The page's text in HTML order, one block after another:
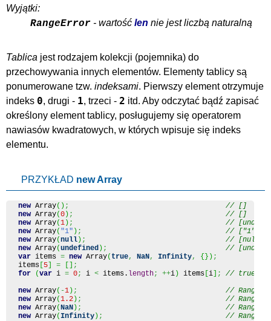
Wyjątki:
RangeError - wartość len nie jest liczbą naturalną
Tablica jest rodzajem kolekcji (pojemnika) do
przechowywania innych elementów. Elementy tablicy są
ponumerowane tzw. indeksami. Pierwszy element otrzymuje
indeks 0, drugi - 1, trzeci - 2 itd. Aby odczytać bądź zapisać
określony element tablicy, posługujemy się operatorem
nawiasów kwadratowych, w których wpisuje się indeks
elementu.
PRZYKŁAD new Array
new Array( ) ;
// []
new Array(0) ;
// []
new Array(1) ;
//
new Array( "1" ) ;
// ["1"]
new Array(null) ;
// [null]
new Array(undefined ) ;
//
var items = new Array( true, NaN, Infinity, {} ) ;
items [5] = [] ;
for
(var i = 0; i < items. length; ++i) items [i] ;
// true,
new Array( -1) ;
//
new Array(1.2) ;
//
new Array(NaN) ;
//
new Array( Infinity) ; //